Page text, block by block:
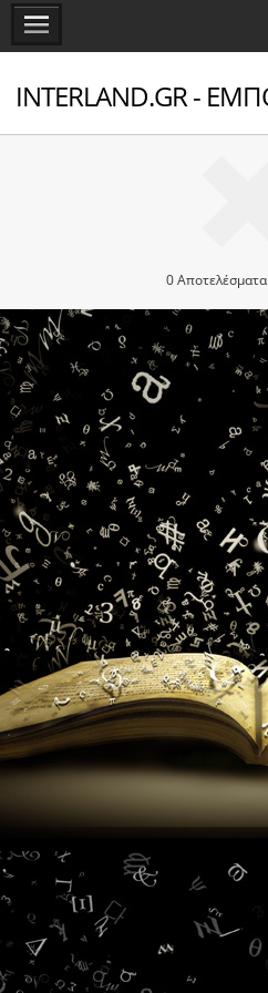
INTERLAND.GR -
0